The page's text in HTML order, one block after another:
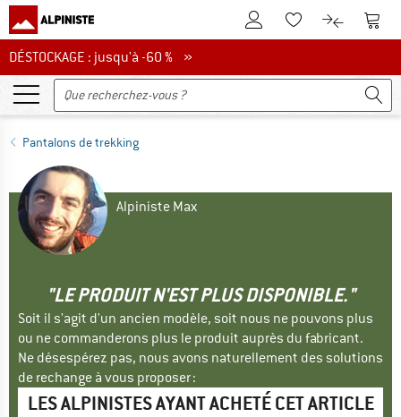
Vers le compte client
Vers la liste
Vers le
DÉSTOCKAGE : jusqu'à -60 %
DÉSTOCKAGE : jusqu'à -60 % »
Pantalons de trekking
Alpiniste Max
"LE PRODUIT N'EST PLUS DISPONIBLE."
Soit il s'agit d'un ancien modèle, soit nous ne pouvons plus
ou ne commanderons plus le produit auprès du fabricant.
Ne désespérez pas, nous avons naturellement des solutions
de rechange à vous proposer :
LES ALPINISTES AYANT ACHETÉ CET ARTICLE